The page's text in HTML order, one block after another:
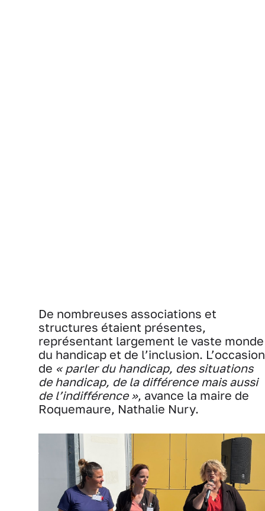
De nombreuses associations et
structures étaient présentes,
représentant largement le vaste monde
du handicap et de l’inclusion. L’occasion
de « parler du handicap, des situations
de handicap, de la différence mais aussi
de l’indifférence », avance la maire de
Roquemaure, Nathalie Nury.